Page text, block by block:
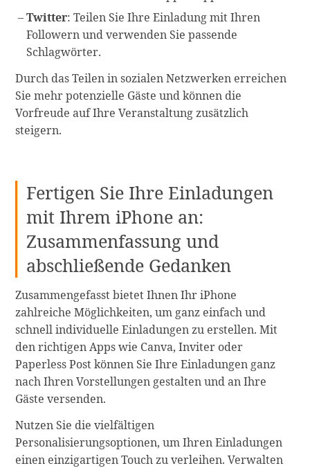
Twitter: Teilen Sie Ihre Einladung mit Ihren
Followern und verwenden Sie passende
Schlagwörter.
Durch das Teilen in sozialen Netzwerken erreichen
Sie mehr potenzielle Gäste und können die
Vorfreude auf Ihre Veranstaltung zusätzlich
steigern.
Fertigen Sie Ihre Einladungen
mit Ihrem iPhone an:
Zusammenfassung und
abschließende Gedanken
Zusammengefasst bietet Ihnen Ihr iPhone
zahlreiche Möglichkeiten, um ganz einfach und
schnell individuelle Einladungen zu erstellen. Mit
den richtigen Apps wie Canva, Inviter oder
Paperless Post können Sie Ihre Einladungen ganz
nach Ihren Vorstellungen gestalten und an Ihre
Gäste versenden.
Nutzen Sie die vielfältigen
Personalisierungsoptionen, um Ihren Einladungen
einen einzigartigen Touch zu verleihen. Verwalten